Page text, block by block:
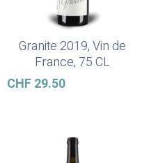
Ajouter Au Panier
Granite 2019, Vin de
France, 75 CL
CHF29.50